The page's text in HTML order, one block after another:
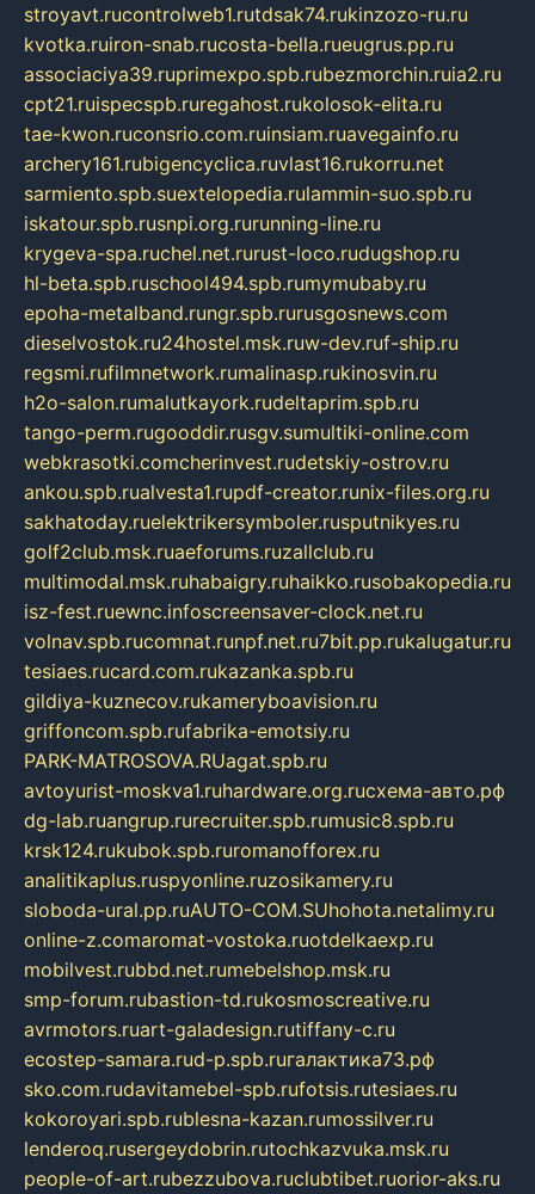
stroyavt.rucontrolweb1.rutdsak74.rukinzozo-ru.ru
kvotka.ruiron-snab.rucosta-bella.rueugrus.pp.ru
associaciya39.ruprimexpo.spb.rubezmorchin.ruia2.ru
cpt21.ruispecspb.ruregahost.rukolosok-elita.ru
tae-kwon.ruconsrio.com.ruinsiam.ruavegainfo.ru
archery161.rubigencyclica.ruvlast16.rukorru.net
sarmiento.spb.suextelopedia.rulammin-suo.spb.ru
iskatour.spb.rusnpi.org.rurunning-line.ru
krygeva-spa.ruchel.net.rurust-loco.rudugshop.ru
hl-beta.spb.ruschool494.spb.rumymubaby.ru
epoha-metalband.rungr.spb.rurusgosnews.com
dieselvostok.ru24hostel.msk.ruw-dev.ruf-ship.ru
regsmi.rufilmnetwork.rumalinasp.rukinosvin.ru
h2o-salon.rumalutkayork.rudeltaprim.spb.ru
tango-perm.rugooddir.rusgv.sumultiki-online.com
webkrasotki.comcherinvest.rudetskiy-ostrov.ru
ankou.spb.rualvesta1.rupdf-creator.runix-files.org.ru
sakhatoday.ruelektrikersymboler.rusputnikyes.ru
golf2club.msk.ruaeforums.ruzallclub.ru
multimodal.msk.ruhabaigry.ruhaikko.rusobakopedia.ru
isz-fest.ruewnc.infoscreensaver-clock.net.ru
volnav.spb.rucomnat.runpf.net.ru7bit.pp.rukalugatur.ru
tesiaes.rucard.com.rukazanka.spb.ru
gildiya-kuznecov.rukameryboavision.ru
griffoncom.spb.rufabrika-emotsiy.ru
PARK-MATROSOVA.RUagat.spb.ru
avtoyurist-moskva1.ruhardware.org.ruсхема-авто.рф
dg-lab.ruangrup.rurecruiter.spb.rumusic8.spb.ru
krsk124.rukubok.spb.ruromanofforex.ru
analitikaplus.ruspyonline.ruzosikamery.ru
sloboda-ural.pp.ruAUTO-COM.SUhohota.netalimy.ru
online-z.comaromat-vostoka.ruotdelkaexp.ru
mobilvest.rubbd.net.rumebelshop.msk.ru
smp-forum.rubastion-td.rukosmoscreative.ru
avrmotors.ruart-galadesign.rutiffany-c.ru
ecostep-samara.rud-p.spb.ruгалактика73.рф
sko.com.rudavitamebel-spb.rufotsis.rutesiaes.ru
kokoroyari.spb.rublesna-kazan.rumossilver.ru
lenderoq.rusergeydobrin.rutochkazvuka.msk.ru
people-of-art.rubezzubova.ruclubtibet.ruorior-aks.ru